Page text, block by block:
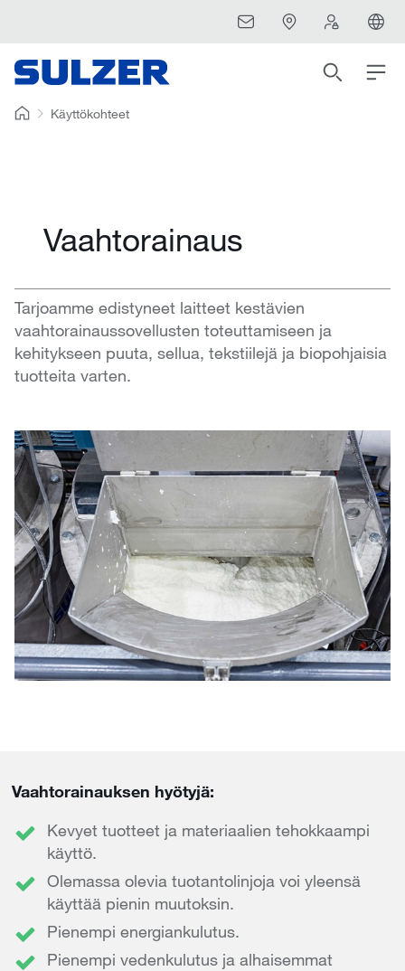
Käyttökohteet
Vaahtorainaus
Tarjoamme edistyneet laitteet kestävien
vaahtorainaussovellusten toteuttamiseen ja
kehitykseen puuta, sellua, tekstiilejä ja biopohjaisia
tuotteita varten.
Vaahtorainauksen hyötyjä:
Kevyet tuotteet ja materiaalien tehokkaampi
käyttö.
Olemassa olevia tuotantolinjoja voi yleensä
käyttää pienin muutoksin.
Pienempi energiankulutus.
Pienempi vedenkulutus ja alhaisemmat